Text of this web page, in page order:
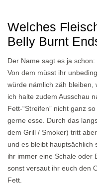
Welches
Belly Burnt
Der Name sagt es ja schon:
Von dem müsst ihr
würde nämlich zäh bleiben,
ich halte zudem Ausschau
Fett-“Streifen” nicht ganz
gerne esse. Durch das
dem Grill / Smoker) tritt
und es bleibt hauptsächlich
ihr immer eine Schale oder
sonst versaut ihr euch den
Fett.